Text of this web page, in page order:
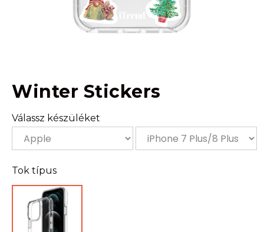
Winter Stickers
Válassz készüléket
Tok típus